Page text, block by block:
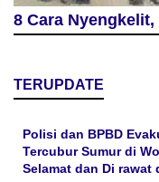
8 Cara
TERUPDATE
Polisi dan BPBD
Tercubur Sumur di
Selamat dan Di rawat